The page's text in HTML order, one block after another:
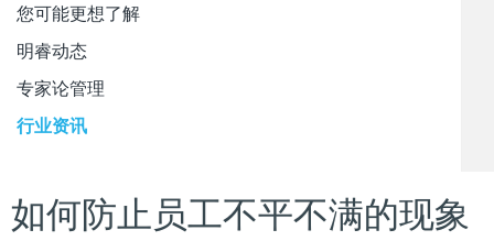
您可能更想了解
明睿动态
专家论管理
行业资讯
如何防止员工不平不满的现象